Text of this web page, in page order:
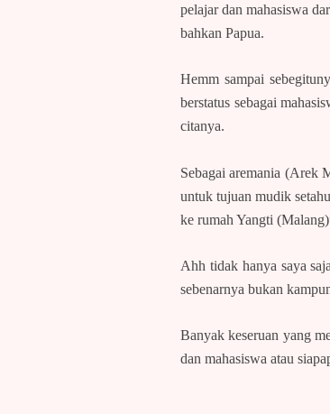
pelajar dan mahasiswa
bahkan Papua.
Hemm sampai
berstatus sebagai
citanya.
Sebagai aremania (Arek
untuk tujuan mudik
ke rumah Yangti
Ahh tidak hanya saya
sebenarnya bukan
Banyak keseruan yang
dan mahasiswa atau